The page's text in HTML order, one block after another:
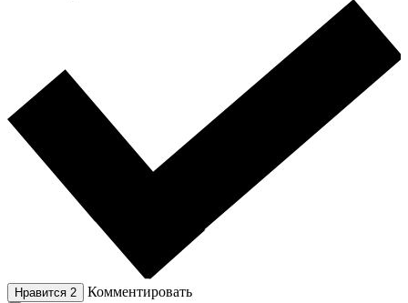
Нравится 2 Комментировать